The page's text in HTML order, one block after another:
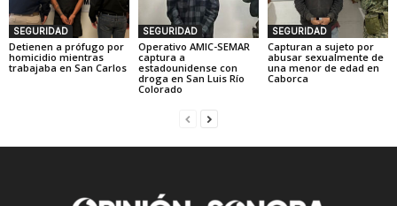
SEGURIDAD
Detienen a prófugo por
homicidio mientras
trabajaba en San Carlos
SEGURIDAD
Operativo AMIC-SEMAR
captura a
estadounidense con
droga en San Luis Río
Colorado
SEGURIDAD
Capturan a sujeto por
abusar sexualmente de
una menor de edad en
Caborca